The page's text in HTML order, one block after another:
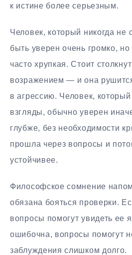
к истине более серьезным.
Человек, который никогда не
быть уверен очень громко, но
часто хрупкая. Стоит
возражением — и она
в агрессию. Человек,
взгляды, обычно уверен
глубже, без необходимости
прошла через вопросы и
устойчивее.
Философское сомнение
обязана бояться проверки.
вопросы помогут увидеть ее
ошибочна, вопросы помогут
заблуждения слишком долго.